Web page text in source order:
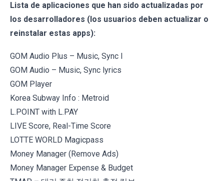
Lista de aplicaciones que han sido actualizadas por
los desarrolladores (los usuarios deben actualizar o
reinstalar estas apps):
GOM Audio Plus – Music, Sync l
GOM Audio – Music, Sync lyrics
GOM Player
Korea Subway Info : Metroid
L.POINT with L.PAY
LIVE Score, Real-Time Score
LOTTE WORLD Magicpass
Money Manager (Remove Ads)
Money Manager Expense & Budget